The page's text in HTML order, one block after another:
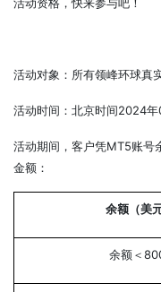
活动对象：所有领峰环球真
活动时间：北京时间2024
活动期间，客户凭MT5账号
金额：
余额（美元
余额＜